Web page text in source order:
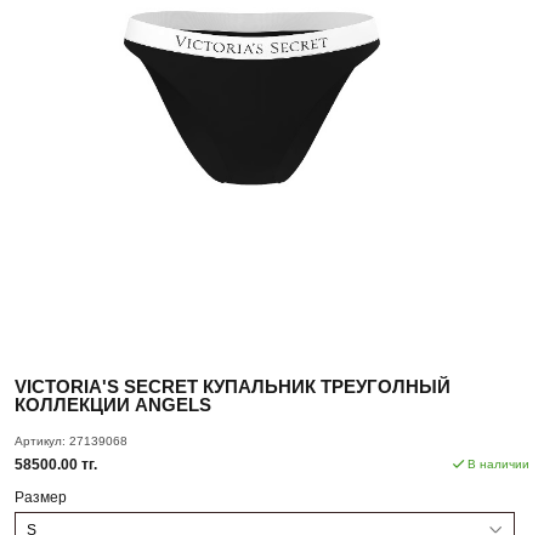
VICTORIA'S SECRET КУПАЛЬНИК ТРЕУГОЛНЫЙ
КОЛЛЕКЦИИ ANGELS
Артикул: 27139068
58500.00 тг. В наличии
Размер